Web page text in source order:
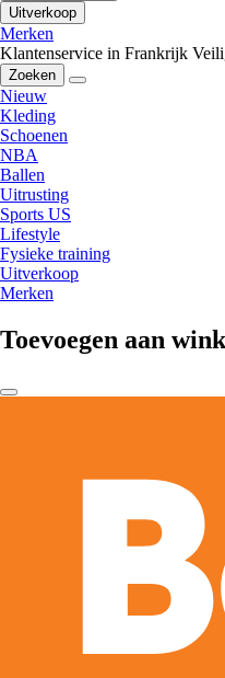
Uitverkoop
Merken
Klantenservice in Frankrijk
Zoeken
Nieuw
Kleding
Schoenen
NBA
Ballen
Uitrusting
Sports US
Lifestyle
Fysieke training
Uitverkoop
Merken
Toevoegen aan